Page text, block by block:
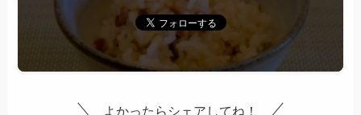
よかったらシェアしてね！